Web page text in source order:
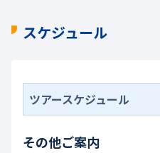
スケジュール
ツアースケジュール
その他ご案内